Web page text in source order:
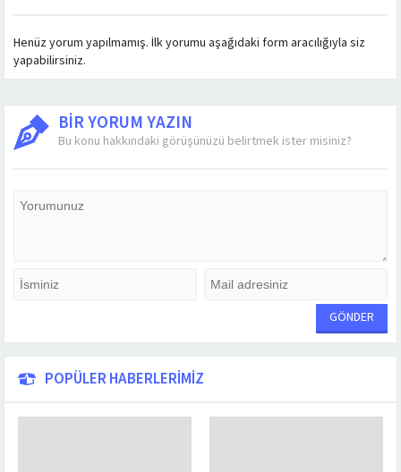
Henüz yorum yapılmamış. İlk yorumu aşağıdaki form aracılığıyla siz
yapabilirsiniz.
BİR YORUM YAZIN
Bu konu hakkındaki görüşünüzü belirtmek ister misiniz?
POPÜLER HABERLERİMİZ